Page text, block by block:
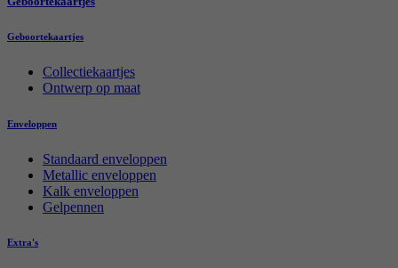
Geboortekaartjes
Collectiekaartjes
Ontwerp op maat
Enveloppen
Standaard enveloppen
Metallic enveloppen
Kalk enveloppen
Gelpennen
Extra's